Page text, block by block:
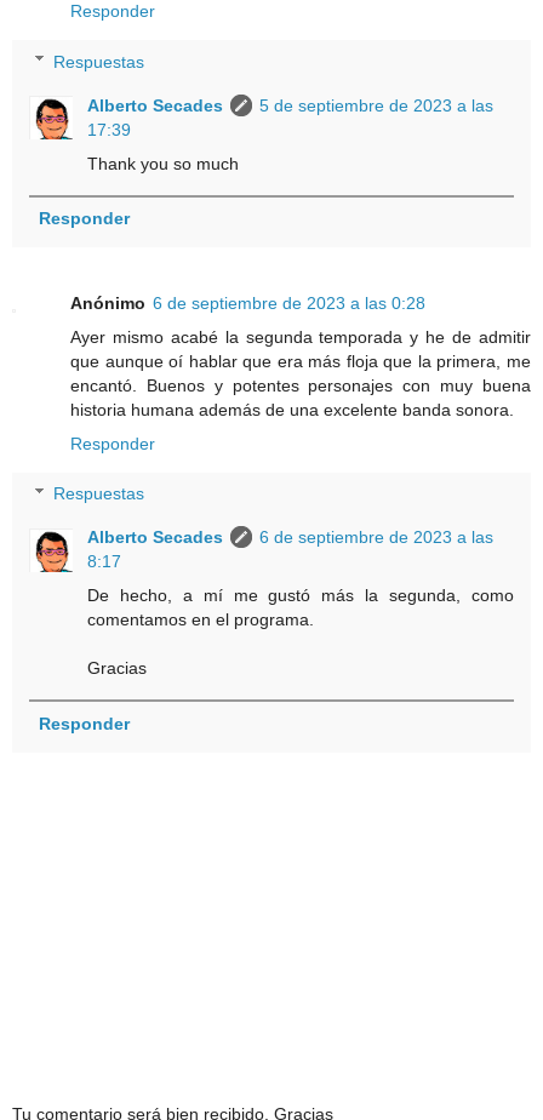
Responder
Respuestas
Alberto Secades
5 de septiembre de 2023 a las
17:39
Thank you so much
Responder
Anónimo 6 de septiembre de 2023 a las 0:28
Ayer mismo acabé la segunda temporada y he de admitir
que aunque oí hablar que era más floja que la primera, me
encantó. Buenos y potentes personajes con muy buena
historia humana además de una excelente banda sonora.
Responder
Respuestas
Alberto Secades
6 de septiembre de 2023 a las
8:17
De hecho, a mí me gustó más la segunda, como
comentamos en el programa.
Gracias
Responder
Tu comentario será bien recibido. Gracias